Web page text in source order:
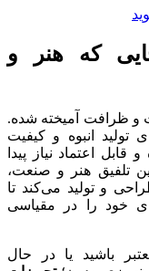
که هنر و
و ظرافت آمیخته شده.
تولید انبوه و کیفیت
اعتماد نیاز پیدا
تلفیق هنر و صنعت،
و تولید می‌کند تا
خود را در مقیاسی
باشید یا در حال